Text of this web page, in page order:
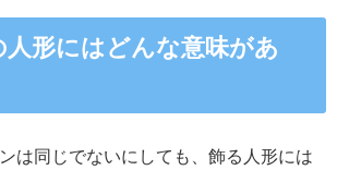
形にはどんな意味があ
は同じでないにしても、飾る人形には